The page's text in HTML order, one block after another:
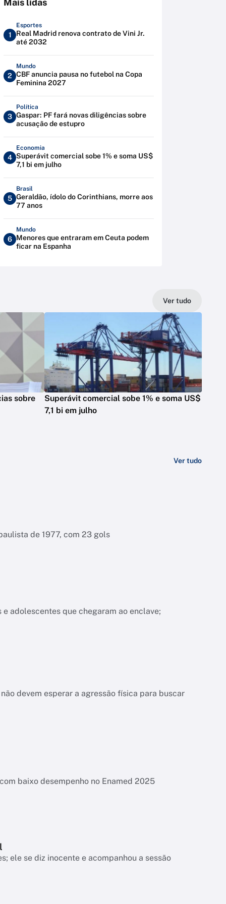
Mais lidas
1
Esportes
Real Madrid renova contrato de Vini Jr.
até 2032
2
Mundo
CBF anuncia pausa no futebol na Copa
Feminina 2027
3
Política
Gaspar: PF fará novas diligências sobre
acusação de estupro
4
Economia
Superávit comercial sobe 1% e soma US$
7,1 bi em julho
5
Brasil
Geraldão, ídolo do Corinthians, morre aos
77 anos
6
Mundo
Menores que entraram em Ceuta podem
ficar na Espanha
Ver tudo
sobre
Superávit comercial sobe 1% e soma US$
7,1 bi em julho
Ver tudo
de 1977, com 23 gols
adolescentes que chegaram ao enclave;
devem esperar a agressão física para buscar
baixo desempenho no Enamed 2025
ele se diz inocente e acompanhou a sessão